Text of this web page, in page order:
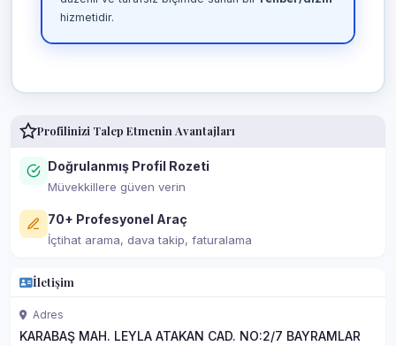
hizmetidir.
Profilinizi Talep Etmenin Avantajları
Doğrulanmış Profil Rozeti
Müvekkillere güven verin
70+ Profesyonel Araç
İçtihat arama, dava takip, faturalama
İletişim
Adres
KARABAŞ MAH. LEYLA ATAKAN CAD. NO:2/7 BAYRAMLAR